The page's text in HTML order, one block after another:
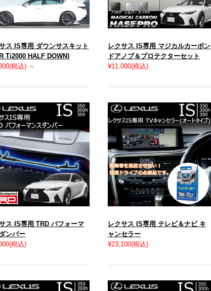
ス IS専用 ダウンサスキット
Ti2000 HALF DOWN)
(税込) ～
レクサス IS専用 マジカルカーボン
ドアノブ＆プロテクターセット
¥11,000(税込)
ス IS専用 TRD パフォーマ
ンパー
(税込)
レクサス IS専用 テレビ＆ナビ キ
ャンセラー
¥23,100(税込)